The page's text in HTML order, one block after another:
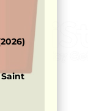
Saint